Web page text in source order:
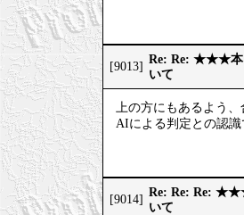
[9013]
Re: Re: ★★★本
いて
上の方にもあるよう
AIによる判定との認識
[9014]
Re: Re: Re:
いて